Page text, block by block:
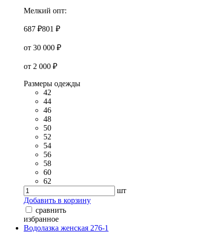
Мелкий опт:
687 ₽801 ₽
от 30 000 ₽
от 2 000 ₽
Размеры одежды
42
44
46
48
50
52
54
56
58
60
62
шт
Добавить в корзину
сравнить
избранное
Водолазка женская 276-1